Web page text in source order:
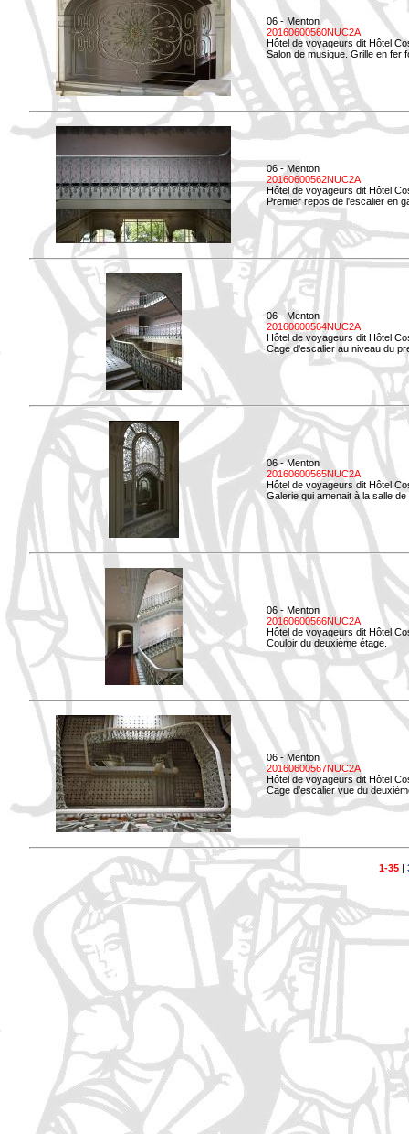
06 - Menton
20160600560NUC2A
Hôtel de voyageurs dit Hôtel
Salon de musique. Grille en fer
06 - Menton
20160600562NUC2A
Hôtel de voyageurs dit Hôtel
Premier repos de l'escalier en
06 - Menton
20160600564NUC2A
Hôtel de voyageurs dit Hôtel
Cage d'escalier au niveau du
06 - Menton
20160600565NUC2A
Hôtel de voyageurs dit Hôtel
Galerie qui amenait à la salle
06 - Menton
20160600566NUC2A
Hôtel de voyageurs dit Hôtel
Couloir du deuxième étage.
06 - Menton
20160600567NUC2A
Hôtel de voyageurs dit Hôtel
Cage d'escalier vue du
1-35|